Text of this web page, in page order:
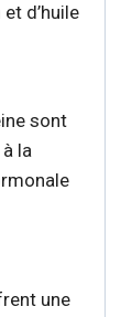
d’huile
sont
la
une